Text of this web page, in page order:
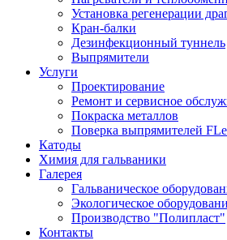
Установка регенерации
Кран-балки
Дезинфекционный туннель
Выпрямители
Услуги
Проектирование
Ремонт и сервисное
Покраска металлов
Поверка выпрямителей
Катоды
Химия для гальваники
Галерея
Гальваническое
Экологическое
Производство "Полипласт"
Контакты